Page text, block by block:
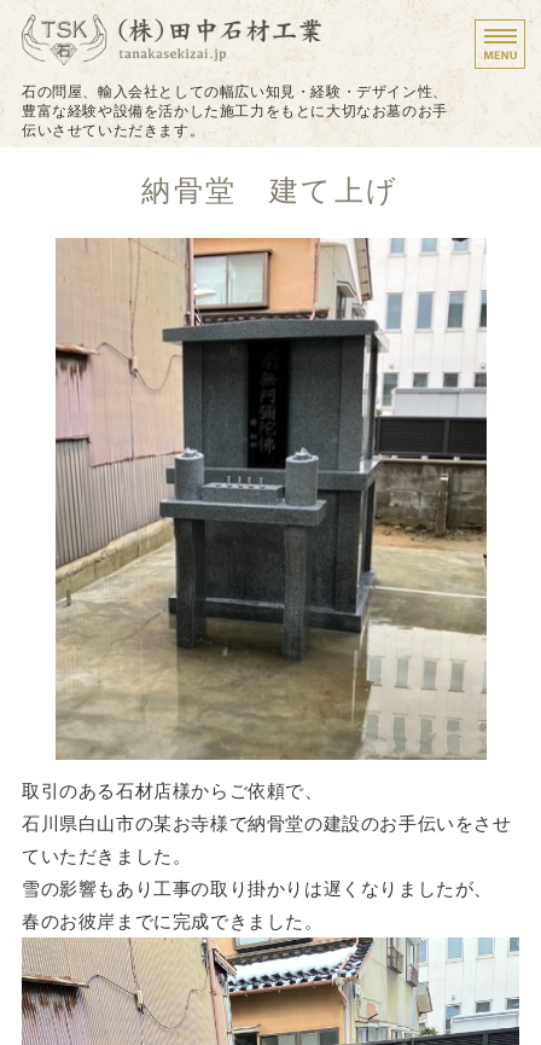
墓石のことなら株式
石の問屋、輸入会社としての幅広い知見・経験・デザイン性、
豊富な経験や設備を活かした施工力をもとに大切なお墓のお手
伝いさせていただきます。
施工実績
戒名（法名）の追加彫り
お問い合わせ
納骨堂 建て上げ
取引のある石材店様からご依頼で、
石川県白山市の某お寺様で納骨堂の建設のお手伝いをさせ
ていただきました。
雪の影響もあり工事の取り掛かりは遅くなりましたが、
春のお彼岸までに完成できました。